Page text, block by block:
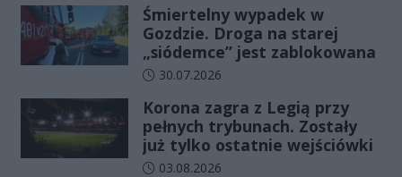
Śmiertelny wypadek w
Gozdzie. Droga na starej
„siódemce” jest zablokowana
Data dodania artykułu:
30.07.2026
Korona zagra z Legią przy
pełnych trybunach. Zostały
już tylko ostatnie wejściówki
Data dodania artykułu:
03.08.2026